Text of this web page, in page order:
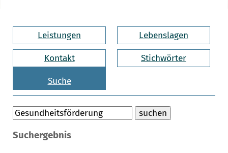
Leistungen Lebenslagen
Kontakt Stichwörter
Suche
Suchergebnis